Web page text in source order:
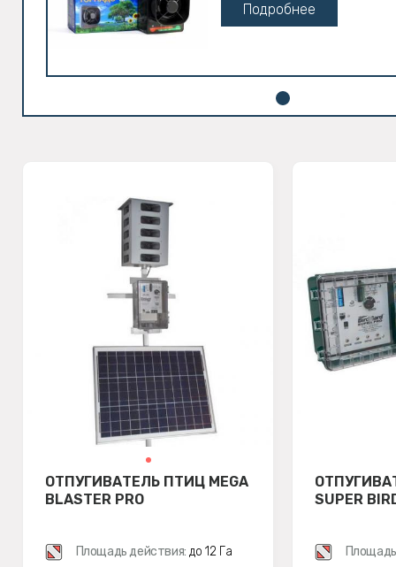
Подробнее
ОТПУГИВАТЕЛЬ ПТИЦ MEGA
BLASTER PRO
Площадь действия: до 12 Га
SUPER